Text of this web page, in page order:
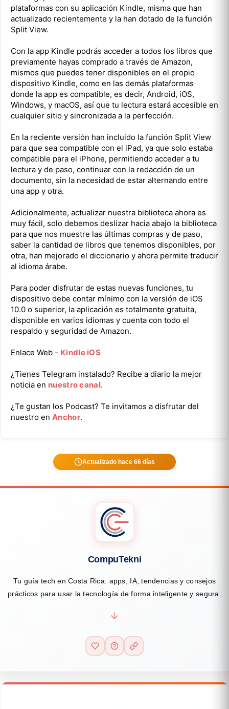
plataformas con su aplicación Kindle, misma que han
actualizado recientemente y la han dotado de la función
Split View.
Con la app Kindle podrás acceder a todos los libros que
previamente hayas comprado a través de Amazon,
mismos que puedes tener disponibles en el propio
dispositivo Kindle, como en las demás plataformas
donde la app es compatible, es decir, Android, iOS,
Windows, y macOS, así que tu lectura estará accesible en
cualquier sitio y sincronizada a la perfección.
En la reciente versión han incluido la función Split View
para que sea compatible con el iPad, ya que solo estaba
compatible para el iPhone, permitiendo acceder a tu
lectura y de paso, continuar con la redacción de un
documento, sin la necesidad de estar alternando entre
una app y otra.
Adicionalmente, actualizar nuestra biblioteca ahora es
muy fácil, solo debemos deslizar hacia abajo la biblioteca
para que nos muestre las últimas compras y de paso,
saber la cantidad de libros que tenemos disponibles, por
otra, han mejorado el diccionario y ahora permite traducir
al idioma árabe.
Para poder disfrutar de estas nuevas funciones, tu
dispositivo debe contar mínimo con la versión de iOS
10.0 o superior, la aplicación es totalmente gratuita,
disponible en varios idiomas y cuenta con todo el
respaldo y seguridad de Amazon.
Enlace Web - Kindle iOS
¿Tienes Telegram instalado? Recibe a diario la mejor
noticia en nuestro canal.
¿Te gustan los Podcast? Te invitamos a disfrutar del
nuestro en Anchor.
Actualizado hace 66 días
CompuTekni
Tu guía tech en Costa Rica: apps, IA, tendencias y consejos
prácticos para usar la tecnología de forma inteligente y segura.